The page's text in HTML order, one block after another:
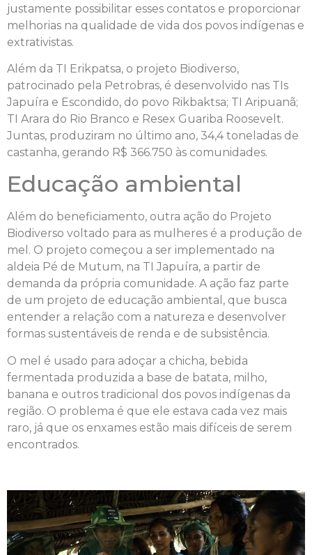
justamente possibilitar esses contatos e proporcionar
melhorias na qualidade de vida dos povos indígenas e
extrativistas.
Além da TI Erikpatsa, o projeto Biodiverso,
patrocinado pela Petrobras, é desenvolvido nas TIs
Japuíra e Escondido, do povo Rikbaktsa; TI Aripuanã;
TI Arara do Rio Branco e Resex Guariba Roosevelt.
Juntas, produziram no último ano, 34,4 toneladas de
castanha, gerando R$ 366.750 às comunidades.
Educação ambiental
Além do beneficiamento, outra ação do Projeto
Biodiverso voltado para as mulheres é a produção de
mel. O projeto começou a ser implementado na
aldeia Pé de Mutum, na TI Japuíra, a partir de
demanda da própria comunidade. A ação faz parte
de um projeto de educação ambiental, que busca
entender a relação com a natureza e desenvolver
formas sustentáveis de renda e de subsistência.
O mel é usado para adoçar a chicha, bebida
fermentada produzida a base de batata, milho,
banana e outros tradicional dos povos indígenas da
região. O problema é que ele estava cada vez mais
raro, já que os enxames estão mais difíceis de serem
encontrados.